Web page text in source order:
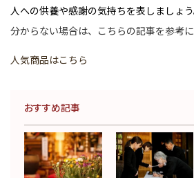
人への供養や感謝の気持ちを表しましょう
分からない場合は、こちらの記事を参考に
人気商品はこちら
おすすめ記事